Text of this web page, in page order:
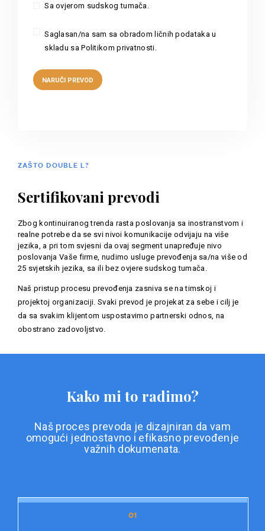
Sa ovjerom sudskog tumača.
Saglasan/na sam sa obradom ličnih podataka u
skladu sa Politikom privatnosti.
ZAŠTO DOUBLE L?
Sertifikovani prevodi
Zbog kontinuiranog trenda rasta poslovanja sa inostranstvom i
realne potrebe da se svi nivoi komunikacije odvijaju na više
jezika, a pri tom svjesni da ovaj segment unapređuje nivo
poslovanja Vaše firme, nudimo usluge prevođenja sa/na više od
25 svjetskih jezika, sa ili bez ovjere sudskog tumača.
Naš pristup procesu prevođenja zasniva se na timskoj i
projektoj organizaciji. Svaki prevod je projekat za sebe i cilj je
da sa svakim klijentom uspostavimo partnerski odnos, na
obostrano zadovoljstvo.
Kako mi to radimo?
Naš proces prevoda je dizajniran da vam
omogući jednostavno i efikasno prevođenje
važnih dokumenata.
01
01